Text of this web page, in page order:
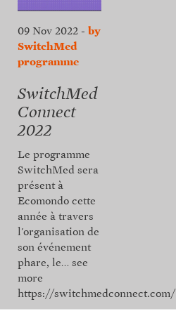
09 Nov 2022 - by
SwitchMed
programme
SwitchMed
Connect
2022
Le programme
SwitchMed sera
présent à
Ecomondo cette
année à travers
l'organisation de
son événement
phare, le… see
more
https://switchmedconnect.com/